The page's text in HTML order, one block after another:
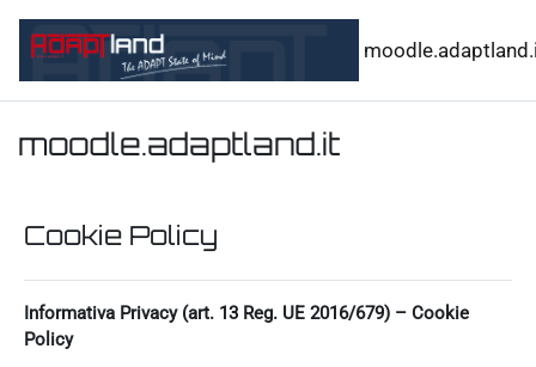
moodle.adaptland.it
Cookie Policy
Informativa Privacy (art. 13 Reg. UE 2016/679) – Cookie
Policy